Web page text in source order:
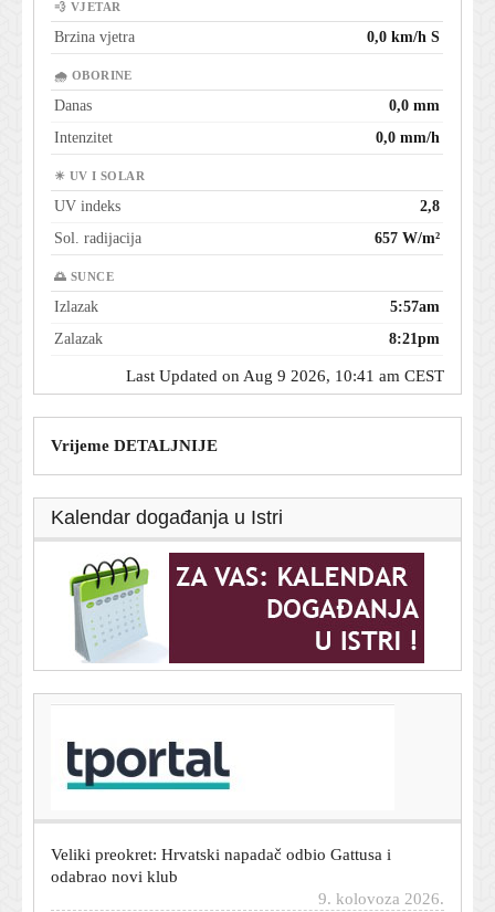
💨 VJETAR
Brzina vjetra 0,0 km/h S
🌧 OBORINE
Danas
0,0 mm
Intenzitet
0,0 mm/h
☀ UV I SOLAR
UV indeks
2,8
Sol. radijacija
657 W/m²
🌅 SUNCE
Izlazak
5:57am
Zalazak
8:21pm
Last Updated on Aug 9 2026, 10:41 am CEST
Vrijeme DETALJNIJE
Kalendar događanja u Istri
Ponegdje mogući zastoji prema moru: Na jednoj
autocesti uvedena zabrana prometa
odabrao novi klub